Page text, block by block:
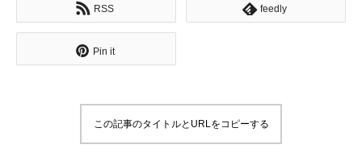
RSS feedly
Pin it
この記事のタイトルとURLをコピーする